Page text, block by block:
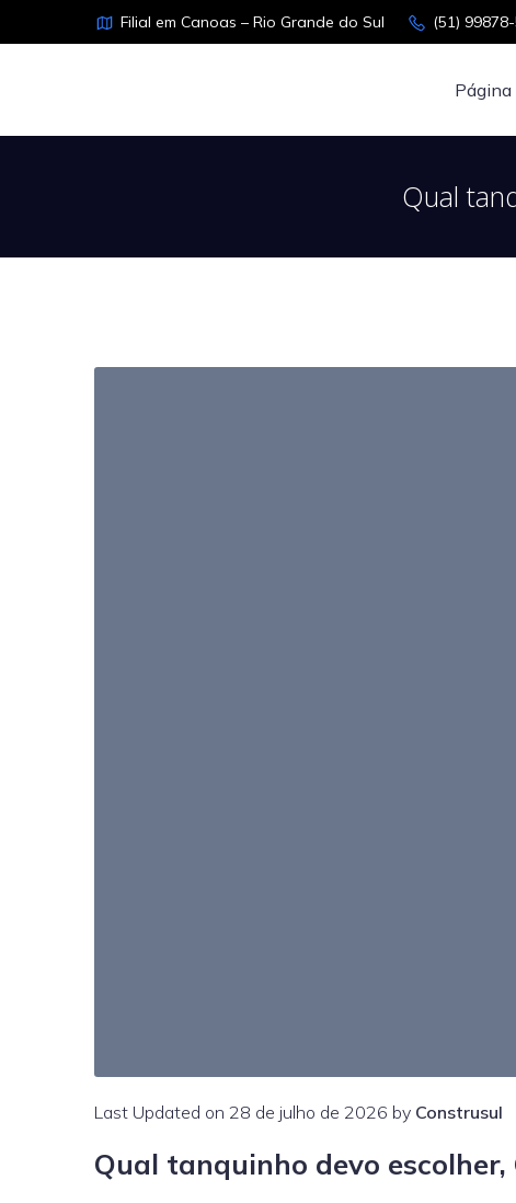
Filial em Canoas – Rio Grande do Sul (51)
Página
Qual
Last Updated on 28 de julho de 2026 by Construsul
Qual tanquinho devo